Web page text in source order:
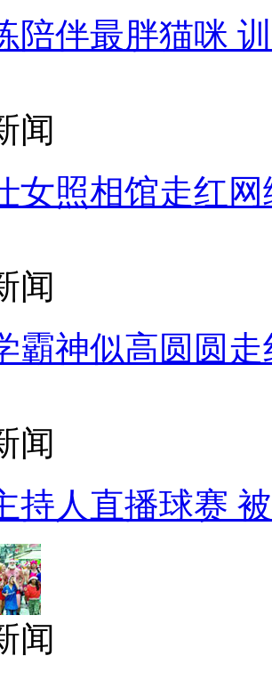
陪伴最胖猫咪
闻
女照相馆走红网
闻
霸神似高圆圆走
闻
持人直播球赛
闻